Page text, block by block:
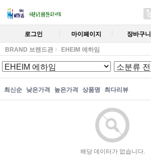
로그인 마이페이지 장바구니
BRAND 브랜드관 EHEIM 에하임
최신순 낮은가격 높은가격 상품명 최다리뷰
해당 데이터가 없습니다.